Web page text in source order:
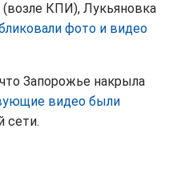
КПИ), Лукьяновка
фото и видео
Запорожье накрыла
видео были
сети.